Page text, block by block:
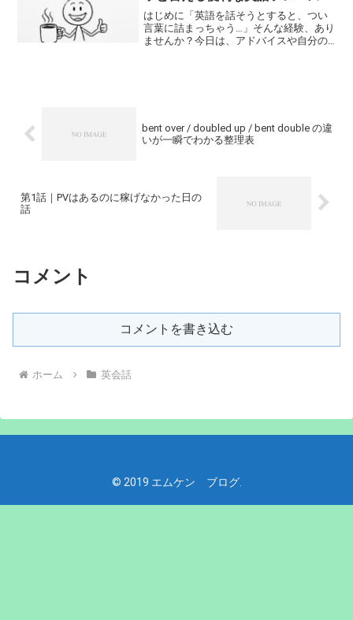
はじめに「英語を話そうとすると、つい
言葉に詰まっちゃう…」そんな経験、あり
ませんか？今日は、アドバイスや自分の
bent over / doubled up / bent double の違
いが一瞬でわかる整理表
第1話｜PVはあるのに稼げなかった日の
話
コメント
コメントを書き込む
ホーム 英会話
© 2019 エムケン ブログ.